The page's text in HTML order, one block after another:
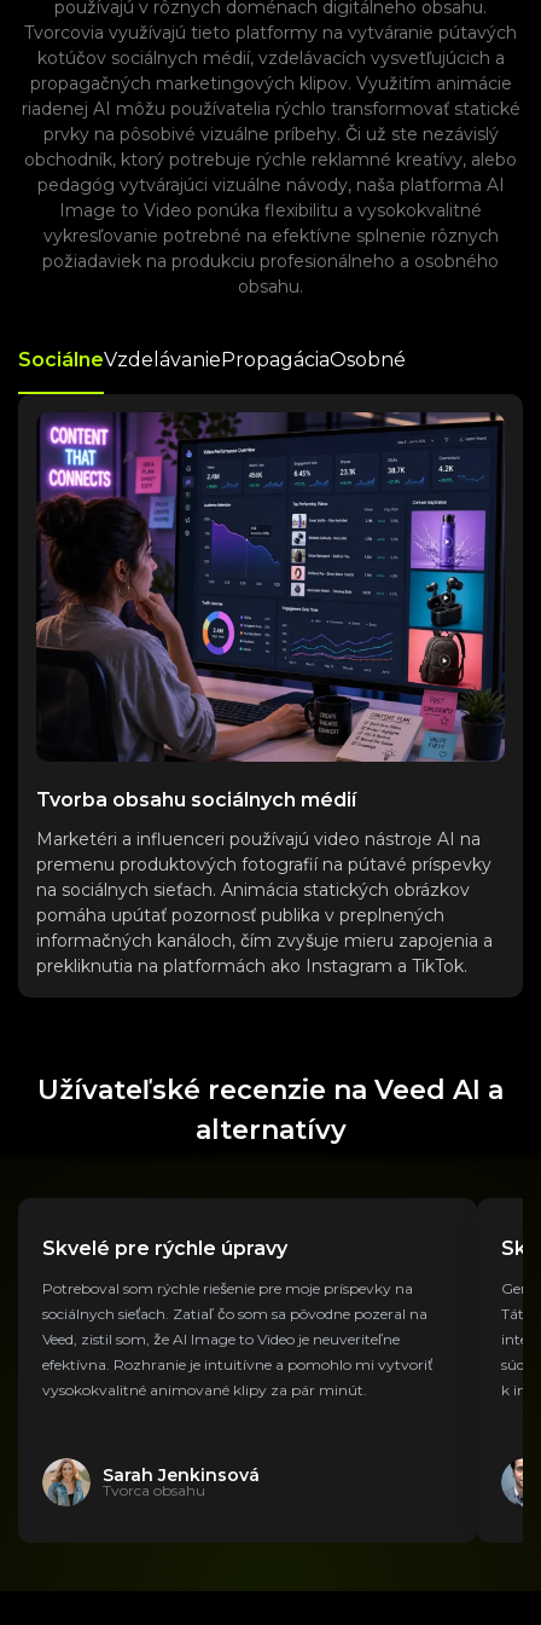
používajú v rôznych doménach digitálneho obsahu.
Tvorcovia využívajú tieto platformy na vytváranie pútavých
kotúčov sociálnych médií, vzdelávacích vysvetľujúcich a
propagačných marketingových klipov. Využitím animácie
riadenej AI môžu používatelia rýchlo transformovať statické
prvky na pôsobivé vizuálne príbehy. Či už ste nezávislý
obchodník, ktorý potrebuje rýchle reklamné kreatívy, alebo
pedagóg vytvárajúci vizuálne návody, naša platforma AI
Image to Video ponúka flexibilitu a vysokokvalitné
vykresľovanie potrebné na efektívne splnenie rôznych
požiadaviek na produkciu profesionálneho a osobného
obsahu.
SociálneVzdelávaniePropagáciaOsobné
Tvorba obsahu sociálnych médií
Marketéri a influenceri používajú video nástroje AI na
premenu produktových fotografií na pútavé príspevky
na sociálnych sieťach. Animácia statických obrázkov
pomáha upútať pozornosť publika v preplnených
informačných kanáloch, čím zvyšuje mieru zapojenia a
prekliknutia na platformách ako Instagram a TikTok.
Užívateľské recenzie na Veed AI a
alternatívy
Skvelé pre rýchle úpravy
Potreboval som rýchle riešenie pre moje príspevky na
sociálnych sieťach. Zatiaľ čo som sa pôvodne pozeral na
Veed, zistil som, že AI Image to Video je neuveriteľne
efektívna. Rozhranie je intuitívne a pomohlo mi vytvoriť
vysokokvalitné animované klipy za pár minút.
Sarah Jenkinsová
Tvorca obsahu
Táto
k